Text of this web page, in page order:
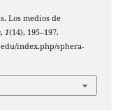
Los medios de
, 1(14), 195–197.
index.php/sphera-